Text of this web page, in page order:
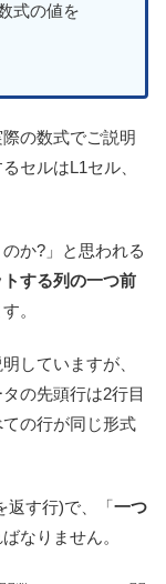
式の値を
の数式でご説明
セルはL1セル、
か?」と思われる
する列の一つ前
。
していますが、
の先頭行は2行目
の行が同じ形式
返す行)で、「一つ
なりません。